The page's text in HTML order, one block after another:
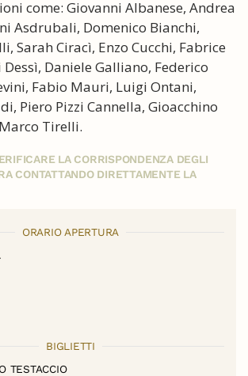
come: Giovanni Albanese, Andrea
Asdrubali, Domenico Bianchi,
Sarah Ciracì, Enzo Cucchi, Fabrice
Daniele Galliano, Federico
Fabio Mauri, Luigi Ontani,
Piero Pizzi Cannella, Gioacchino
Tirelli.
LA CORRISPONDENZA DEGLI
CONTATTANDO DIRETTAMENTE LA
ORARIO APERTURA
BIGLIETTI
TESTACCIO